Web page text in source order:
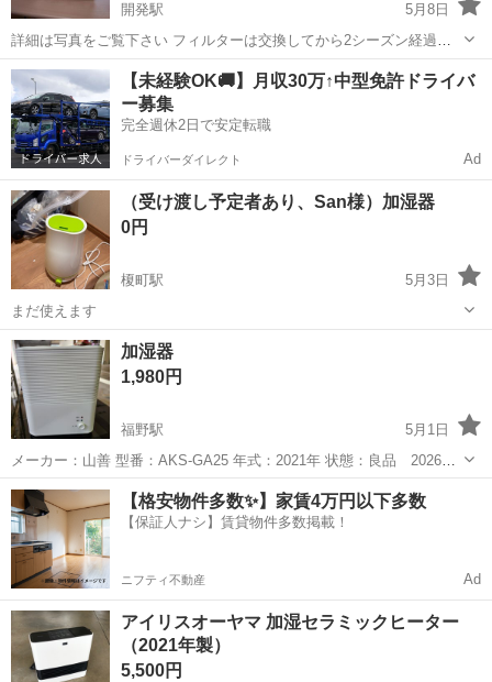
開発駅
5月8日
詳細は写真をご覧下さい フィルターは交換してから2シーズン経過し
てます 蒸気のでないタイプです
富山 富山市 開発駅 季節、空調家電 シャープ
【未経験OK🚚】月収30万↑中型免許ドライバ
ー募集
完全週休2日で安定転職
ドライバーダイレクト Ad
（受け渡し予定者あり、San様）加湿器
0円
榎町駅
5月3日
まだ使えます
富山 中新川郡 榎町駅
加湿器
1,980円
福野駅
5月1日
メーカー：山善 型番：AKS-GA25 年式：2021年 状態：良品 2026年5
月1日動作確認済みです カラー：ホワイト ※予備フィルターを1枚付属
しています ご覧いただきまして、誠にありがとう...
富山 南砺市 福野駅 季節、空調家電
【格安物件多数✨】家賃4万円以下多数
【保証人ナシ】賃貸物件多数掲載！
ニフティ不動産 Ad
アイリスオーヤマ 加湿セラミックヒーター
（2021年製）
5,500円